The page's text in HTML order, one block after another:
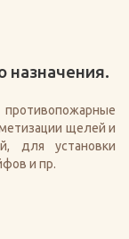
назначения.
щелей и
для установки
и пр.